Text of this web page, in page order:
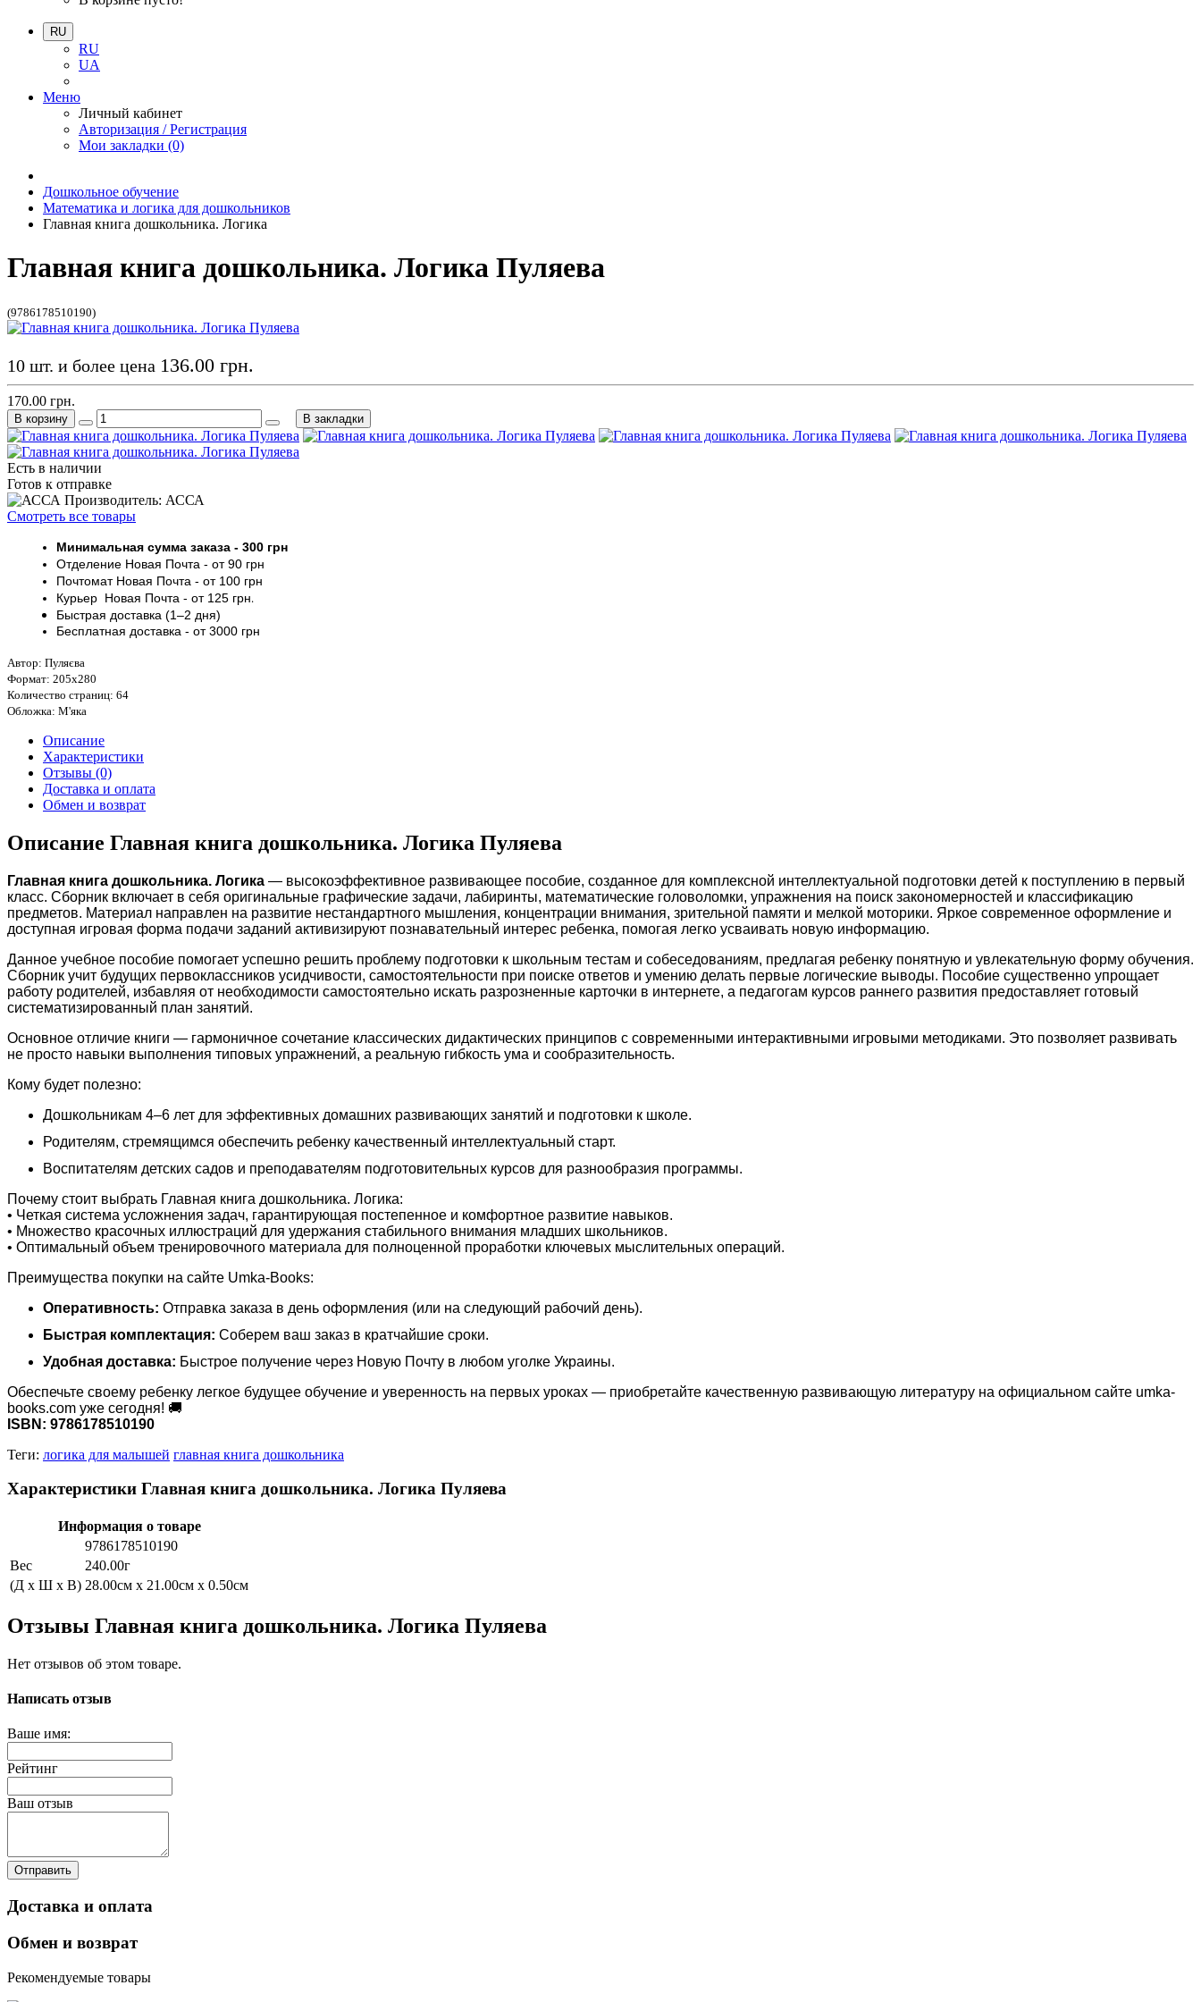
RU
RU
UA
Меню
Личный кабинет
Авторизация / Регистрация
Мои закладки (0)
Дошкольное обучение
Математика и логика для дошкольников
Главная книга дошкольника. Логика
Главная книга дошкольника. Логика Пуляева
(9786178510190)
Есть в наличии
Готов к отправке
Производитель: АССА
Смотреть все товары
Минимальная сумма заказа - 300 грн
Отделение Новая Почта - от 90 грн
ПочтоматНовая Почта - от 100 грн
Курьер Новая Почта - от 125 грн.
Быстрая доставка (1–2 дня)
Бесплатная доставка - от 3000 грн
Автор: Пуляєва
Формат: 205х280
Количество страниц: 64
Обложка: М'яка
10 шт. и более цена 136.00 грн.
170.00 грн.
В корзину В закладки
Описание
Характеристики
Отзывы (0)
Доставка и оплата
Обмен и возврат
Описание Главная книга дошкольника. Логика Пуляева
Главная книга дошкольника. Логика — высокоэффективное развивающее пособие, созданное для комплексной интеллектуальной подготовки детей к поступлению в первый
класс. Сборник включает в себя оригинальные графические задачи, лабиринты, математические головоломки, упражнения на поиск закономерностей и классификацию
предметов. Материал направлен на развитие нестандартного мышления, концентрации внимания, зрительной памяти и мелкой моторики. Яркое современное оформление и
доступная игровая форма подачи заданий активизируют познавательный интерес ребенка, помогая легко усваивать новую информацию.
Данное учебное пособие помогает успешно решить проблему подготовки к школьным тестам и собеседованиям, предлагая ребенку понятную и увлекательную форму обучения.
Сборник учит будущих первоклассников усидчивости, самостоятельности при поиске ответов и умению делать первые логические выводы. Пособие существенно упрощает
работу родителей, избавляя от необходимости самостоятельно искать разрозненные карточки в интернете, а педагогам курсов раннего развития предоставляет готовый
систематизированный план занятий.
Основное отличие книги — гармоничное сочетание классических дидактических принципов с современными интерактивными игровыми методиками. Это позволяет развивать
не просто навыки выполнения типовых упражнений, а реальную гибкость ума и сообразительность.
Кому будет полезно:
Дошкольникам 4–6 лет для эффективных домашних развивающих занятий и подготовки к школе.
Родителям, стремящимся обеспечить ребенку качественный интеллектуальный старт.
Воспитателям детских садов и преподавателям подготовительных курсов для разнообразия программы.
Почему стоит выбрать Главная книга дошкольника. Логика:
• Четкая система усложнения задач, гарантирующая постепенное и комфортное развитие навыков.
• Множество красочных иллюстраций для удержания стабильного внимания младших школьников.
• Оптимальный объем тренировочного материала для полноценной проработки ключевых мыслительных операций.
Преимущества покупки на сайте Umka-Books:
Оперативность: Отправка заказа в день оформления (или на следующий рабочий день).
Быстрая комплектация: Соберем ваш заказ в кратчайшие сроки.
Удобная доставка: Быстрое получение через Новую Почту в любом уголке Украины.
Обеспечьте своему ребенку легкое будущее обучение и уверенность на первых уроках — приобретайте качественную развивающую литературу на официальном сайте umka-
books.com уже сегодня! 🚚
ISBN: 9786178510190
Теги: логика для малышей главная книга дошкольника
Характеристики Главная книга дошкольника. Логика Пуляева
Информация о товаре
9786178510190
Вес
240.00г
(Д x Ш x В) 28.00см x 21.00см x 0.50см
Отзывы Главная книга дошкольника. Логика Пуляева
Нет отзывов об этом товаре.
Написать отзыв
Ваше имя:
Рейтинг
Ваш отзыв
Отправить
Доставка и оплата
Обмен и возврат
Рекомендуемые товары